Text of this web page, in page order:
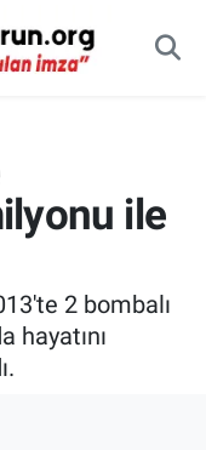
ile
2 bombalı
hayatını